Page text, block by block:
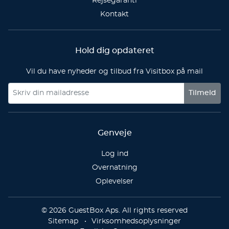
Kontakt
Hold dig opdateret
Vil du have nyheder og tilbud fra Visitbox på mail
Tilmeld
Genveje
Log ind
Overnatning
Oplevelser
© 2026 GuestBox Aps. All rights reserved
Sitemap
Virksomhedsoplysninger